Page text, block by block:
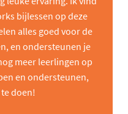
bijlessen op deze
alles goed voor de
en ondersteunen je
meer leerlingen op
en ondersteunen,
doen!